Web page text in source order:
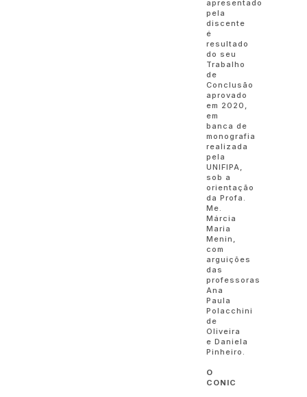
apresentado
pela
discente
é
resultado
do seu
Trabalho
de
Conclusão
aprovado
em 2020,
em
banca de
monografia
realizada
pela
UNIFIPA,
sob a
orientação
da Profa.
Me.
Márcia
Maria
Menin,
com
arguições
das
professoras
Ana
Paula
Polacchini
de
Oliveira
e Daniela
Pinheiro.
O
CONIC